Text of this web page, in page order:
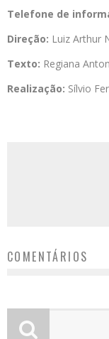
Telefone de
Direção: Luiz Arthur
Texto: Regiana
Realização: Sílvio
COMENTÁRIOS